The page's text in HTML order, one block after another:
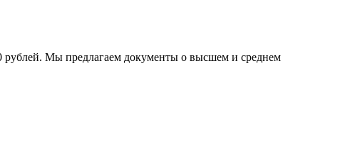
рублей. Мы предлагаем документы о высшем и среднем